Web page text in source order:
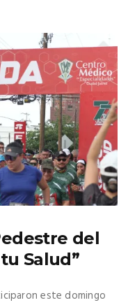
del
Salud”
este domingo